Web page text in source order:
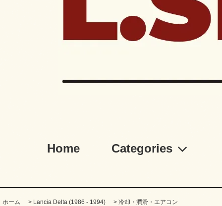
Home Categories
ホーム > Lancia Delta (1986 - 1994) > 冷却・潤滑・エアコン